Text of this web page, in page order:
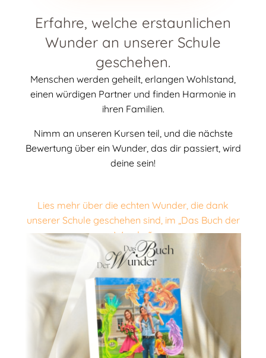
Erfahre, welche erstaunlichen
Wunder an unserer Schule
geschehen.
Menschen werden geheilt, erlangen Wohlstand,
einen würdigen Partner und finden Harmonie in
ihren Familien.
Nimm an unseren Kursen teil, und die nächste
Bewertung über ein Wunder, das dir passiert, wird
deine sein!
Lies mehr über die echten Wunder, die dank
unserer Schule geschehen sind, im „Das Buch der
Wunder“